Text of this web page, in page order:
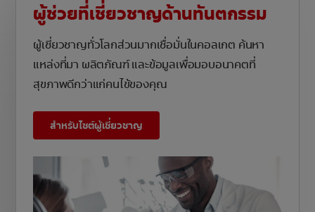
ผู้ช่วยที่เชี่ยวชาญด้านทันตกรรม
ผู้เชี่ยวชาญทั่วโลกส่วนมากเชื่อมั่นในคอลเกต ค้นหา
แหล่งที่มา ผลิตภัณฑ์ และข้อมูลเพื่อมอบอนาคตที่
สุขภาพดีกว่าแก่คนไข้ของคุณ
สำหรับไซต์ผู้เชี่ยวชาญ